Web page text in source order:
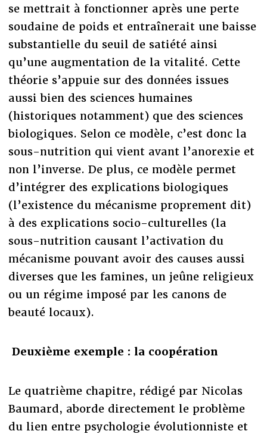
se mettrait à fonctionner après une perte
soudaine de poids et entraînerait une baisse
substantielle du seuil de satiété ainsi
qu’une augmentation de la vitalité. Cette
théorie s’appuie sur des données issues
aussi bien des sciences humaines
(historiques notamment) que des sciences
biologiques. Selon ce modèle, c’est donc la
sous-nutrition qui vient avant l’anorexie et
non l’inverse. De plus, ce modèle permet
d’intégrer des explications biologiques
(l’existence du mécanisme proprement dit)
à des explications socio-culturelles (la
sous-nutrition causant l’activation du
mécanisme pouvant avoir des causes aussi
diverses que les famines, un jeûne religieux
ou un régime imposé par les canons de
beauté locaux).
Deuxième exemple : la coopération
Le quatrième chapitre, rédigé par Nicolas
Baumard, aborde directement le problème
du lien entre psychologie évolutionniste et